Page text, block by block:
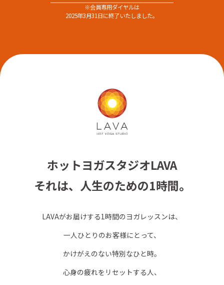
※会員専用ダイヤルは
2025年3月31日に終了いたしました。
ホットヨガスタジオLAVA
それは、人生のための1時間。
LAVAがお届けする1時間のヨガレッスンは、
一人ひとりのお客様にとって、
かけがえのない特別なひと時。
心身の疲れをリセットする人、